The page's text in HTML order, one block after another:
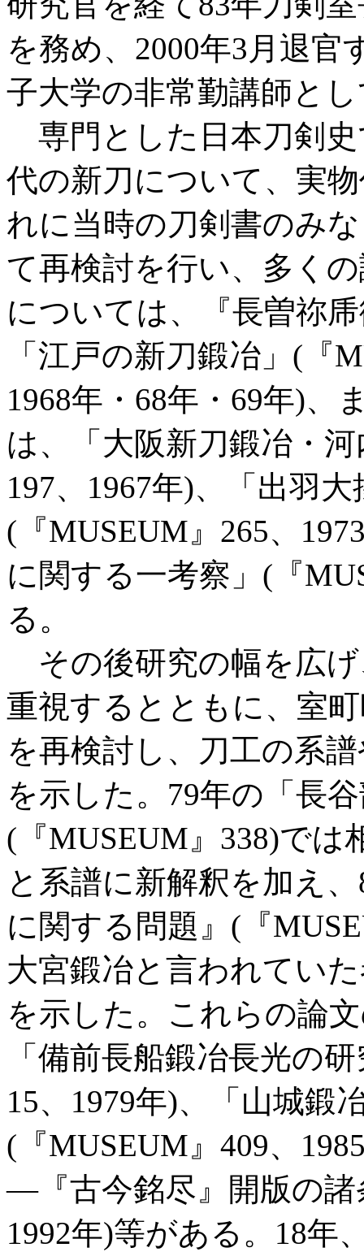
を務め、2000年3月退官
子大学の非常勤講師と
専門とした日本刀剣
代の新刀について、実
れに当時の刀剣書のみ
て再検討を行い、多く
については、『長曽祢
「江戸の新刀鍛冶」(『
1968年・68年・69年)、
は、「大阪新刀鍛冶・
197、1967年)、「出羽
(『MUSEUM』265、
に関する一考察」(『
る。
その後研究の幅を広
重視するとともに、室
を再検討し、刀工の系
を示した。79年の「長
(『MUSEUM』338)では
と系譜に新解釈を加え
に関する問題』(『
大宮鍛冶と言われてい
を示した。これらの論
「備前長船鍛冶長光の
15、1979年)、「山城鍛
(『MUSEUM』409、
―『古今銘尽』開版の
1992年)等がある。18年